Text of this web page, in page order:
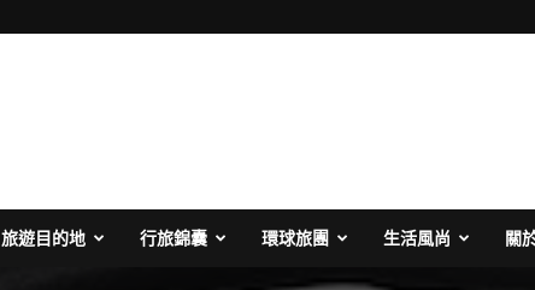
旅遊目的地 行旅錦囊 環球旅團 生活風尚 關